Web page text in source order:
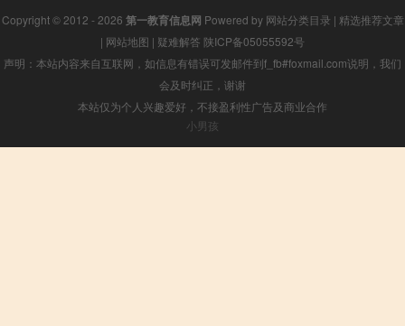
Copyright © 2012 - 2026 第一教育信息网 Powered by 网站分类目录 | 精选推荐文章
| 网站地图 | 疑难解答 陕ICP备05055592号
声明：本站内容来自互联网，如信息有错误可发邮件到f_fb#foxmail.com说明，我们
会及时纠正，谢谢
本站仅为个人兴趣爱好，不接盈利性广告及商业合作
小男孩